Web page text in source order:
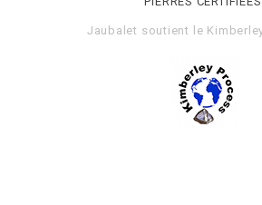
Jaubalet soutient le